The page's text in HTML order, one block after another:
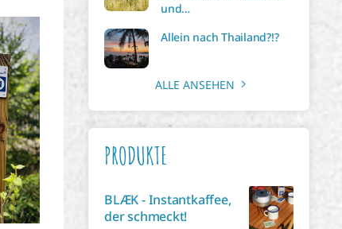
und…
Allein nach Thailand?!?
ALLE ANSEHEN
PRODUKTE
BLÆK - Instantkaffee,
der schmeckt!